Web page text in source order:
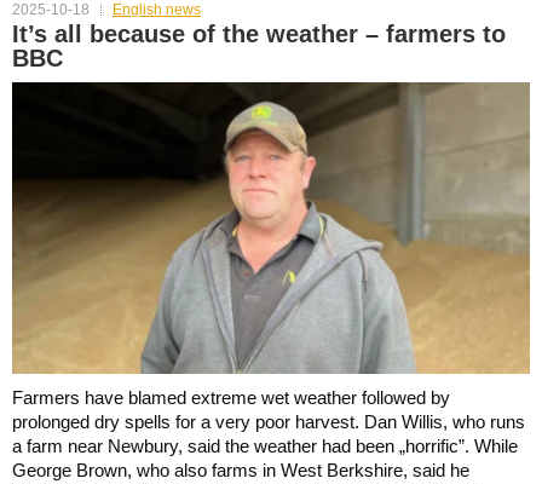
2025-10-18 English news
It’s all because of the weather – farmers to
BBC
Farmers have blamed extreme wet weather followed by
prolonged dry spells for a very poor harvest. Dan Willis, who runs
a farm near Newbury, said the weather had been „horrific”. While
George Brown, who also farms in West Berkshire, said he